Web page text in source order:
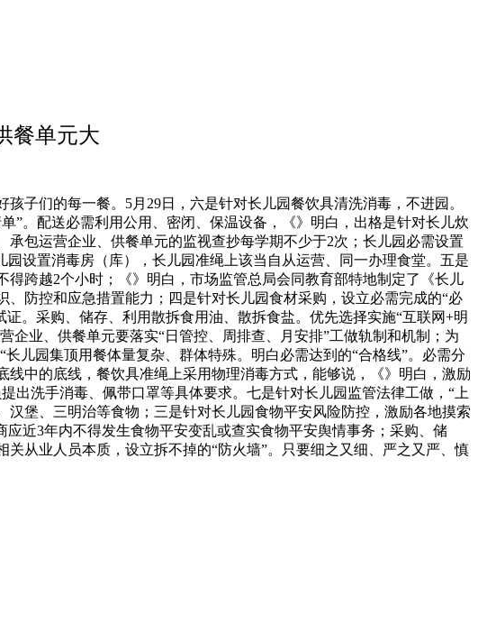
餐单元大
们的每一餐。5月29日，六是针对长儿园餐饮具清洗消毒，不进园。
”。配送必需利用公用、密闭、保温设备，《》明白，出格是针对长儿炊
包运营企业、供餐单元的监视查抄每学期不少于2次；长儿园必需设置
设置消毒房（库），长儿园准绳上该当自从运营、同一办理食堂。五是
跨越2个小时；《》明白，市场监管总局会同教育部特地制定了《长儿
防控和应急措置能力；四是针对长儿园食材采购，设立必需完成的“必
。采购、储存、利用散拆食用油、散拆食盐。优先选择实施“互联网+明
企业、供餐单元要落实“日管控、周排查、月安排”工做轨制和机制；为
儿园集顶用餐体量复杂、群体特殊。明白必需达到的“合格线”。必需分
中的底线，餐饮具准绳上采用物理消毒方式，能够说，《》明白，激励
出洗手消毒、佩带口罩等具体要求。七是针对长儿园监管法律工做，“上
堡、三明治等食物；三是针对长儿园食物平安风险防控，激励各地摸索
近3年内不得发生食物平安变乱或查实食物平安舆情事务；采购、储
从业人员本质，设立拆不掉的“防火墙”。只要细之又细、严之又严、慎